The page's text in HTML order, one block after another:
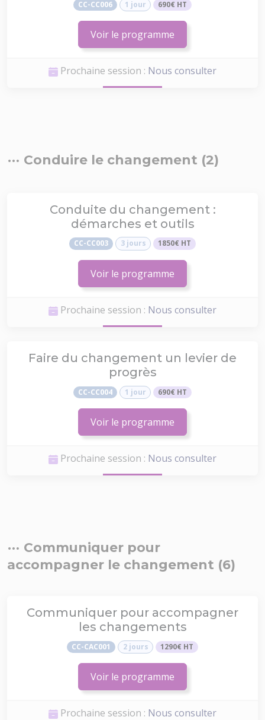
CC-CC006 1 jour 690€ HT
Voir le programme
Prochaine session : Nous consulter
Conduire le changement (2)
Conduite du changement :
démarches et outils
CC-CC003 3 jours 1850€ HT
Voir le programme
Prochaine session : Nous consulter
Faire du changement un levier de
progrès
CC-CC004 1 jour 690€ HT
Voir le programme
Prochaine session : Nous consulter
Communiquer pour
accompagner le changement (6)
Communiquer pour accompagner
les changements
CC-CAC001 2 jours 1290€ HT
Voir le programme
Prochaine session : Nous consulter